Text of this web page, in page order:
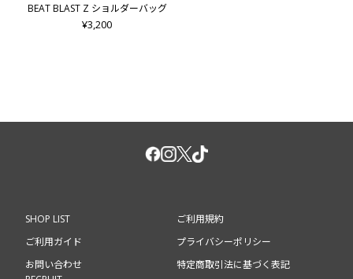
BEAT BLAST Z ショルダーバッグ
¥3,200
SHOP LIST
ご利用ガイド
お問い合わせ
ご利用規約
プライバシーポリシー
特定商取引法に基づく表記